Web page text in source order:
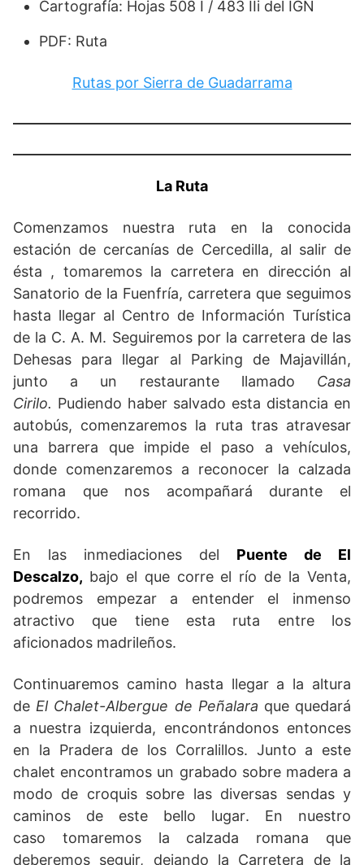
Cartografía: Hojas 508 I / 483 IIi del IGN
PDF: Ruta
Rutas por Sierra de Guadarrama
La Ruta
Comenzamos nuestra ruta en la conocida
estación de cercanías de Cercedilla, al salir de
ésta , tomaremos la carretera en dirección al
Sanatorio de la Fuenfría, carretera que seguimos
hasta llegar al Centro de Información Turística
de la C. A. M. Seguiremos por la carretera de las
Dehesas para llegar al Parking de Majavillán,
junto a un restaurante llamado Casa
Cirilo. Pudiendo haber salvado esta distancia en
autobús, comenzaremos la ruta tras atravesar
una barrera que impide el paso a vehículos,
donde comenzaremos a reconocer la calzada
romana que nos acompañará durante el
recorrido.
En las inmediaciones del Puente de El
Descalzo, bajo el que corre el río de la Venta,
podremos empezar a entender el inmenso
atractivo que tiene esta ruta entre los
aficionados madrileños.
Continuaremos camino hasta llegar a la altura
de El Chalet-Albergue de Peñalara que quedará
a nuestra izquierda, encontrándonos entonces
en la Pradera de los Corralillos. Junto a este
chalet encontramos un grabado sobre madera a
modo de croquis sobre las diversas sendas y
caminos de este bello lugar.
En nuestro
caso
tomaremosla calzada romana que
deberemos seguir, dejando la Carretera de la